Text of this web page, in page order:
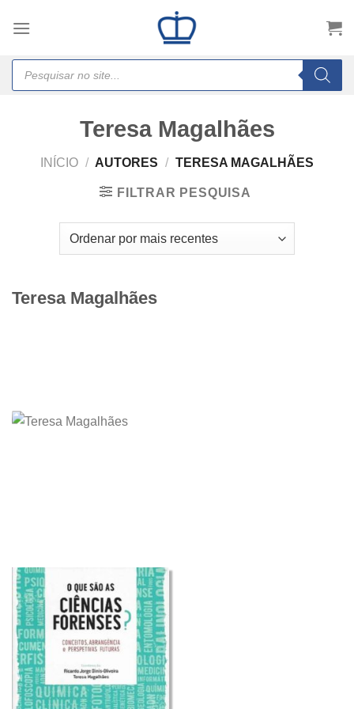
Products
search
Teresa Magalhães
INÍCIO / AUTORES / TERESA MAGALHÃES
FILTRAR PESQUISA
Teresa Magalhães